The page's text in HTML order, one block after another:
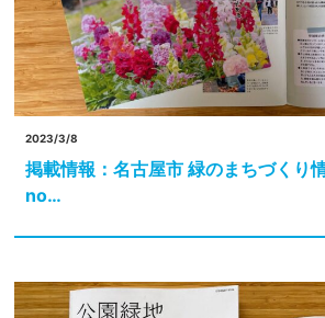
2023/3/8
掲載情報：名古屋市 緑のまちづくり
no…